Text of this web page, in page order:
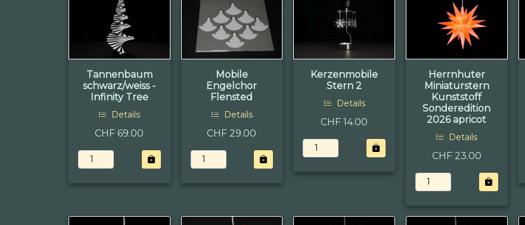
Tannenbaum
schwarz/weiss -
Infinity Tree
Details
CHF 69.00
Mobile
Engelchor
Flensted
Details
CHF 29.00
Kerzenmobile
Stern 2
Details
CHF 14.00
Herrnhuter
Miniaturstern
Kunststoff
Sonderedition
2026 apricot
Details
CHF 23.00